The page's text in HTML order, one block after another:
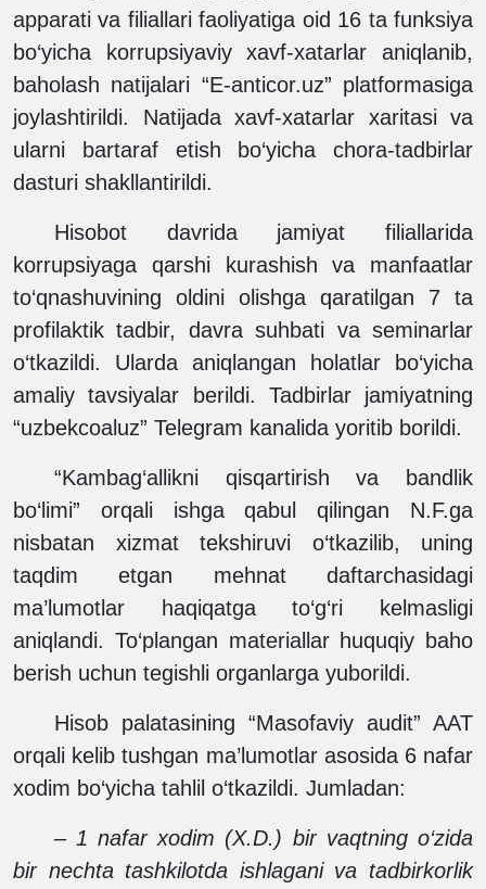
apparati va filiallari faoliyatiga oid 16 ta funksiya
bo‘yicha korrupsiyaviy xavf-xatarlar aniqlanib,
baholash natijalari “E-anticor.uz” platformasiga
joylashtirildi. Natijada xavf-xatarlar xaritasi va
ularni bartaraf etish bo‘yicha chora-tadbirlar
dasturi shakllantirildi.
Hisobot davrida jamiyat filiallarida
korrupsiyaga qarshi kurashish va manfaatlar
to‘qnashuvining oldini olishga qaratilgan 7 ta
profilaktik tadbir, davra suhbati va seminarlar
o‘tkazildi. Ularda aniqlangan holatlar bo‘yicha
amaliy tavsiyalar berildi. Tadbirlar jamiyatning
“uzbekcoaluz” Telegram kanalida yoritib borildi.
“Kambag‘allikni qisqartirish va bandlik
bo‘limi” orqali ishga qabul qilingan N.F.ga
nisbatan xizmat tekshiruvi o‘tkazilib, uning
taqdim etgan mehnat daftarchasidagi
ma’lumotlar haqiqatga to‘g‘ri kelmasligi
aniqlandi. To‘plangan materiallar huquqiy baho
berish uchun tegishli organlarga yuborildi.
Hisob palatasining “Masofaviy audit” AAT
orqali kelib tushgan ma’lumotlar asosida 6 nafar
xodim bo‘yicha tahlil o‘tkazildi. Jumladan:
– 1 nafar xodim (X.D.) bir vaqtning o‘zida
bir nechta tashkilotda ishlagani va tadbirkorlik